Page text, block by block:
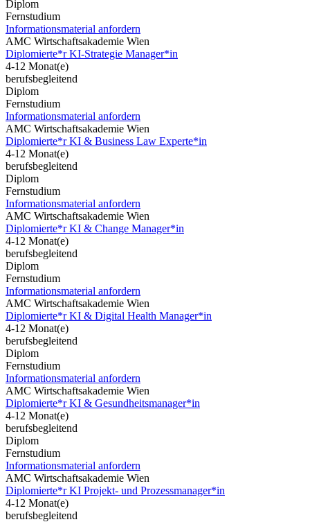
Diplom
Fernstudium
Informationsmaterial anfordern
AMC Wirtschaftsakademie Wien
Diplomierte*r KI-Strategie Manager*in
4-12 Monat(e)
berufsbegleitend
Diplom
Fernstudium
Informationsmaterial anfordern
AMC Wirtschaftsakademie Wien
Diplomierte*r KI & Business Law Experte*in
4-12 Monat(e)
berufsbegleitend
Diplom
Fernstudium
Informationsmaterial anfordern
AMC Wirtschaftsakademie Wien
Diplomierte*r KI & Change Manager*in
4-12 Monat(e)
berufsbegleitend
Diplom
Fernstudium
Informationsmaterial anfordern
AMC Wirtschaftsakademie Wien
Diplomierte*r KI & Digital Health Manager*in
4-12 Monat(e)
berufsbegleitend
Diplom
Fernstudium
Informationsmaterial anfordern
AMC Wirtschaftsakademie Wien
Diplomierte*r KI & Gesundheitsmanager*in
4-12 Monat(e)
berufsbegleitend
Diplom
Fernstudium
Informationsmaterial anfordern
AMC Wirtschaftsakademie Wien
Diplomierte*r KI Projekt- und Prozessmanager*in
4-12 Monat(e)
berufsbegleitend